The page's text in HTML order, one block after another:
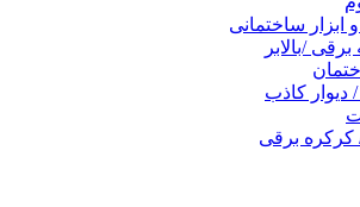
ابزار ساختمانی
/بالابر
کاذب
/ کرکره برقی